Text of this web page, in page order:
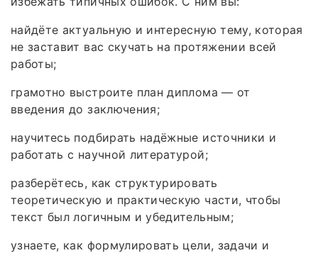
найдёте актуальную и интересную тему, которая
не заставит вас скучать на протяжении всей
работы;
грамотно выстроите план диплома — от
введения до заключения;
научитесь подбирать надёжные источники и
работать с научной литературой;
разберётесь, как структурировать
теоретическую и практическую части, чтобы
текст был логичным и убедительным;
узнаете, как формулировать цели, задачи и